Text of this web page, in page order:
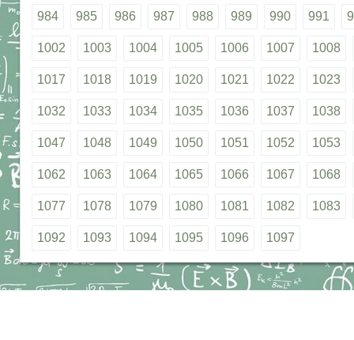
984 985 986 987 988 989 990 991
1002 1003 1004 1005 1006 1007 1008
1017 1018 1019 1020 1021 1022 1023
1032 1033 1034 1035 1036 1037 1038
1047 1048 1049 1050 1051 1052 1053
1062 1063 1064 1065 1066 1067 1068
1077 1078 1079 1080 1081 1082 1083
1092 1093 1094 1095 1096 1097